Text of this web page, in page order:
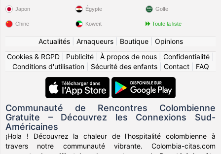
Japon
Chine
Égypte
Koweït
Golfe
Toute la liste
Actualités| Arnaqueurs| Boutique| Opinions
Cookies & RGPD
Publicité À propos de nous Confidentialité
Conditions d'utilisation| Sécurité des enfants| Contact| FAQ
Communauté de Rencontres Colombienne
Gratuite – Découvrez les Connexions Sud-
Américaines
¡Hola ! Découvrez la chaleur de l'hospitalité colombienne à
travers notre communauté vibrante. Colombia-citas.com